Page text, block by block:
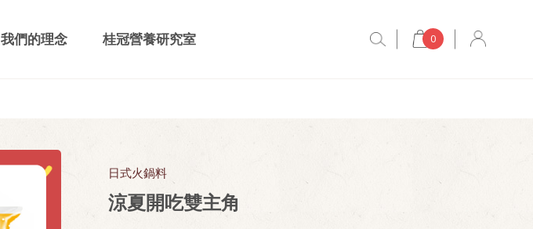
我們的理念 桂冠營養研究室 0
日式火鍋料
涼夏開吃雙主角